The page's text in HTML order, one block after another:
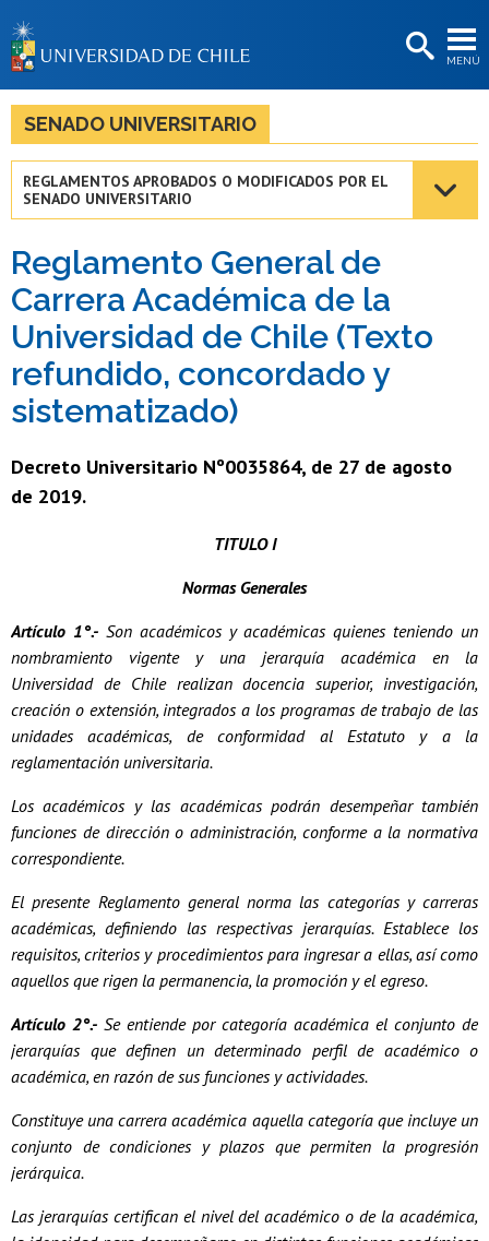
MENÚ
BIBLIOTECAS
LA UNIVERSIDAD
Funcionarias/os
Egresadas/os
SENADO UNIVERSITARIO
REGLAMENTOS APROBADOS O MODIFICADOS POR EL
SENADO UNIVERSITARIO
Reglamento General de
Carrera Académica de la
Universidad de Chile (Texto
refundido, concordado y
sistematizado)
Decreto Universitario Nº0035864, de 27 de agosto
de 2019.
TITULO I
Normas Generales
Artículo 1°.-Son académicos y académicas quienes teniendo un
nombramiento vigente y una jerarquía académica en la
Universidad de Chile realizan docencia superior, investigación,
creación o extensión, integrados a los programas de trabajo de las
unidades académicas, de conformidad al Estatuto y a la
reglamentación universitaria.
Los académicos y las académicas podrán desempeñar también
funciones de dirección o administración, conforme a la normativa
correspondiente.
El presente Reglamento general norma las categorías y carreras
académicas, definiendo las respectivas jerarquías. Establece los
requisitos, criterios y procedimientos para ingresar a ellas, así como
aquellos que rigen la permanencia, la promoción y el egreso.
Artículo 2°.- Se entiende por categoría académica el conjunto de
jerarquías que definen un determinado perfil de académico o
académica, en razón de sus funciones y actividades.
Constituye una carrera académica aquella categoría que incluye un
conjunto de condiciones y plazos que permiten la progresión
jerárquica.
Las jerarquías certifican el nivel del académico o de la académica,